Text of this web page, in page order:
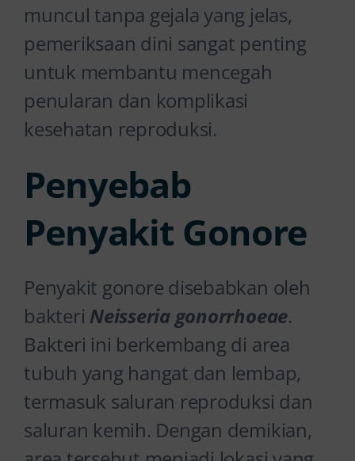
muncul tanpa gejala yang jelas,
pemeriksaan dini sangat penting
untuk membantu mencegah
penularan dan komplikasi
kesehatan reproduksi.
Penyebab
Penyakit Gonore
Penyakit gonore disebabkan oleh
bakteri Neisseria gonorrhoeae.
Bakteri ini berkembang di area
tubuh yang hangat dan lembap,
termasuk saluran reproduksi dan
saluran kemih. Dengan demikian,